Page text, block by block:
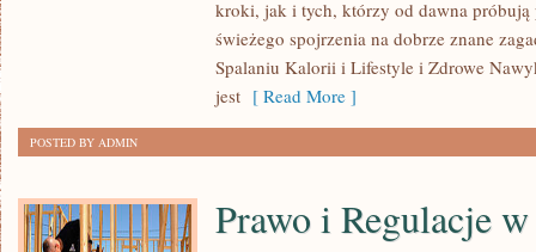
ODCHUDZANIU
kroki, jak i tych, którzy od dawna
świeżego spojrzenia na dobrze znane
Spalaniu Kalorii i Lifestyle i Zdrowe
jest [ Read More ]
POSTED BY ADMIN
Prawo i Regulacje